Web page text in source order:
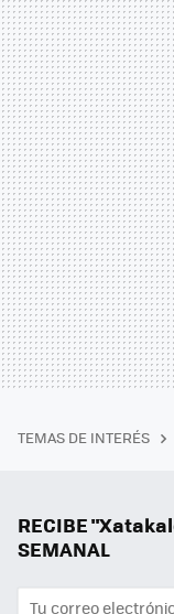
TEMAS DE INTERÉS
RECIBE
SEMANAL